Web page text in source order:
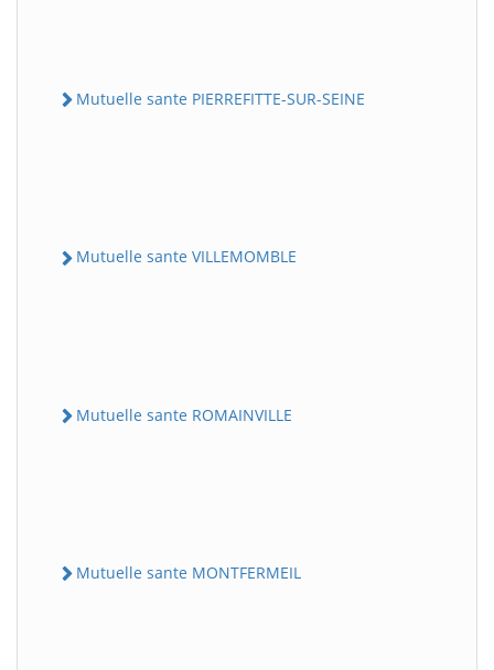
Mutuelle sante PIERREFITTE-SUR-SEINE
Mutuelle sante VILLEMOMBLE
Mutuelle sante ROMAINVILLE
Mutuelle sante MONTFERMEIL